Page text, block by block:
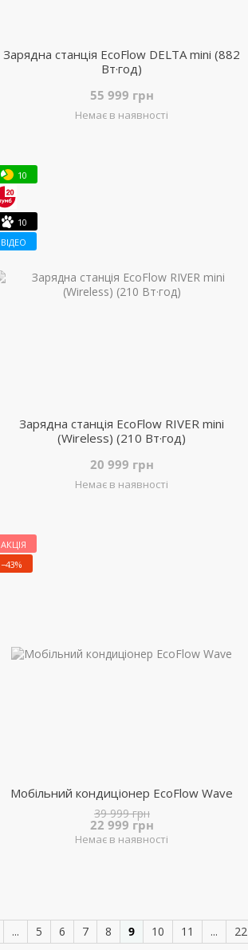
Зарядна станція EcoFlow DELTA mini (882
Вт·год)
55 999 грн
Немає в наявності
10
10
ВІДЕО
Зарядна станція EcoFlow RIVER mini
(Wireless) (210 Вт·год)
20 999 грн
Немає в наявності
АКЦІЯ
−43%
Мобільний кондиціонер EcoFlow Wave
39 999 грн
22 999 грн
Немає в наявності
... 5 6 7 8 9 10 11 ... 22